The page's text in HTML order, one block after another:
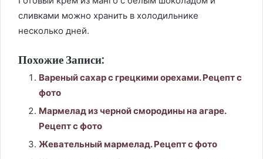
сливками можно хранить в холодильнике
несколько дней.
Похожие Записи:
Вареный сахар с грецкими орехами. Рецепт с
фото
Мармелад из черной смородины на агаре.
Рецепт с фото
Жевательный мармелад. Рецепт с фото